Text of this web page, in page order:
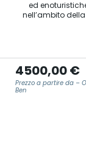
4500,00 €
Prezzo a partire da –
Ben
ed
nell’ambito
Agence